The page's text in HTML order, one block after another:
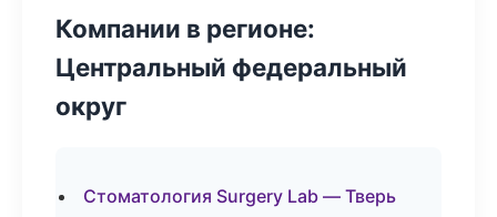
Компании в регионе:
Центральный федеральный
округ
Стоматология Surgery Lab — Тверь